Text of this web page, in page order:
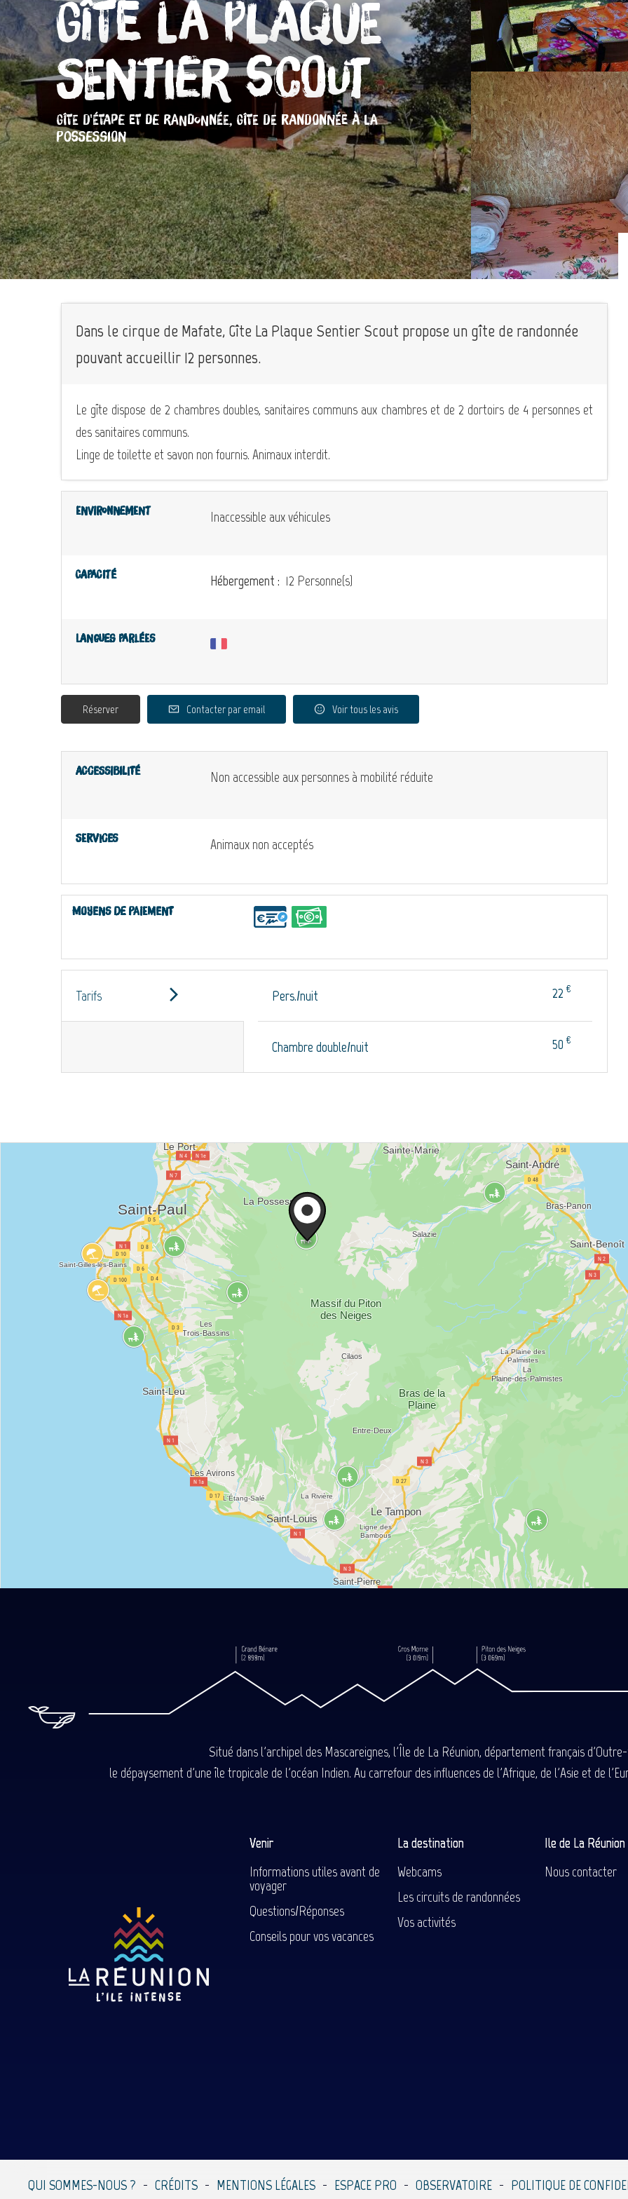
Gîte La Plaque
Sentier Scout
GÎTE D'ÉTAPE ET DE RANDONNÉE, GÎTE DE RANDONNÉE À LA
POSSESSION
Dans le cirque de Mafate, Gîte La Plaque Sentier Scout propose un gîte de randonnée
pouvant accueillir 12 personnes.
Le gîte dispose de 2 chambres doubles, sanitaires communs aux chambres et de 2 dortoirs de 4 personnes et
des sanitaires communs.
Linge de toilette et savon non fournis. Animaux interdit.
Environnement Inaccessible aux véhicules
Capacité Hébergement : 12 Personne(s)
Langues parlées
Réserver Contacter par email Voir tous les avis
Accessibilité Non accessible aux personnes à mobilité réduite
Services Animaux non acceptés
Moyens de paiement
Tarifs Pers./nuit 22 €
Chambre double/nuit 50 €
Situé dans l'archipel des Mascareignes, l'Île de La Réunion, département français
le dépaysement d'une île tropicale de l'océan Indien. Au carrefour des influences de l'Afrique, de l'Asie et de
Venir
Informations utiles avant de
voyager
Questions/Réponses
Conseils pour vos vacances
La destination
Webcams
Les circuits de randonnées
Vos activités
Ile de La
Nous contacter
QUI SOMMES-NOUS ? CRÉDITS MENTIONS LÉGALES ESPACE PRO OBSERVATOIRE POLITIQUE DE